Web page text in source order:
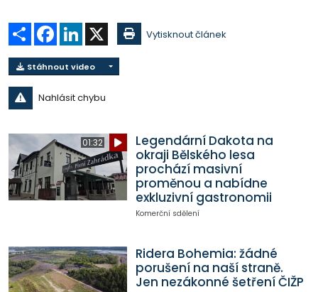
Sdílet Facebook
LinkedIn Vytisknout článek
Stáhnout video
Nahlásit chybu
01:32
Legendární Dakota na
okraji Bělského lesa
prochází masivní
proměnou a nabídne
exkluzivní gastronomii
Komerční sdělení
Ridera Bohemia: žádné
porušení na naší straně.
Jen nezákonné šetření ČIŽP